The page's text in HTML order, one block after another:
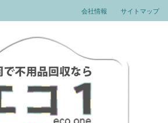
会社情報 サイトマップ